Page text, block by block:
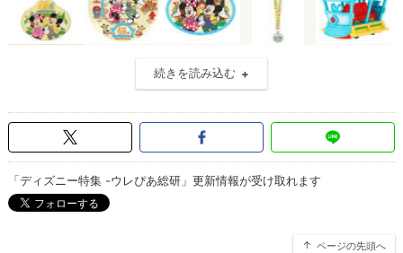
続きを読み込む
「ディズニー特集 -ウレぴあ総研」更新情報が受け取れます
ページの先頭へ